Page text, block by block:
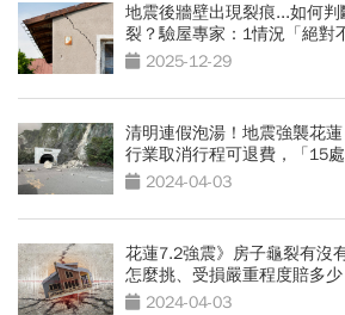
地震後牆壁出現裂痕...如何
裂？驗屋專家：1情況「絕對
2025-12-29
清明連假泡湯！地震強襲花
行業取消行程可退費，「15
2024-04-03
花蓮7.2強震》房子龜裂有沒
怎麼挑、受損嚴重程度賠多
2024-04-03